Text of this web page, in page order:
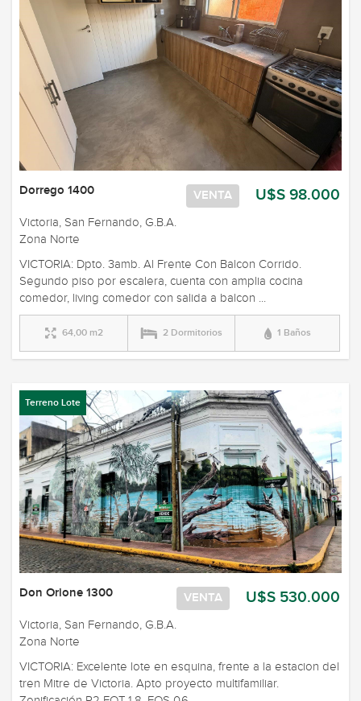
U$S 98.000
VENTA
Dorrego 1400
Victoria, San Fernando, G.B.A.
Zona Norte
VICTORIA: Dpto. 3amb. Al Frente Con Balcon Corrido.
Segundo piso por escalera, cuenta con amplia cocina
comedor, living comedor con salida a balcon ...
64,00 m2 2 Dormitorios 1 Baños
Terreno Lote
U$S 530.000
VENTA
Don Orione 1300
Victoria, San Fernando, G.B.A.
Zona Norte
VICTORIA: Excelente lote en esquina, frente a la estacion del
tren Mitre de Victoria. Apto proyecto multifamiliar.